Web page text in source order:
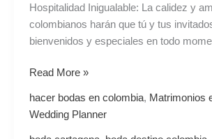
Hospitalidad Inigualable: La calidez y
colombianos harán que tú y tus
bienvenidos y especiales en todo
Read More »
hacer bodas en colombia, Matrimonios
Wedding Planner